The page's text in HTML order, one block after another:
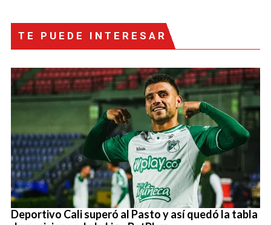
TE PUEDE INTERESAR
Deportivo Cali superó al Pasto y así quedó la tabla